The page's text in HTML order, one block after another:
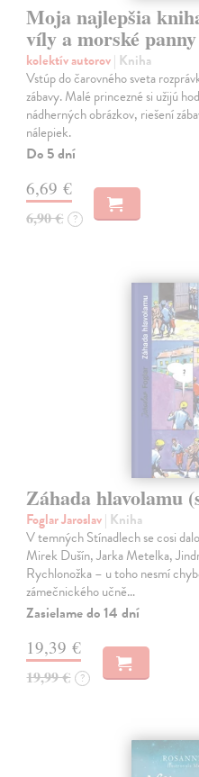
Moja najlepšia
víly a morské panny
kolektív autorov| Kniha
Vstúp do čarovného sveta
zábavy. Malé princezné si užijú
nádherných obrázkov, riešení
nálepiek.
Do 5 dní
6,69 €
6,90 € ?
Záhada hlavolamu
Foglar Jaroslav| Kniha
V temných Stínadlech se cosi
Mirek Dušín, Jarka Metelka,
Rychlonožka – u toho nesmí
zámečnického učně…
Zasielame do 14 dní
19,39 €
19,99 € ?